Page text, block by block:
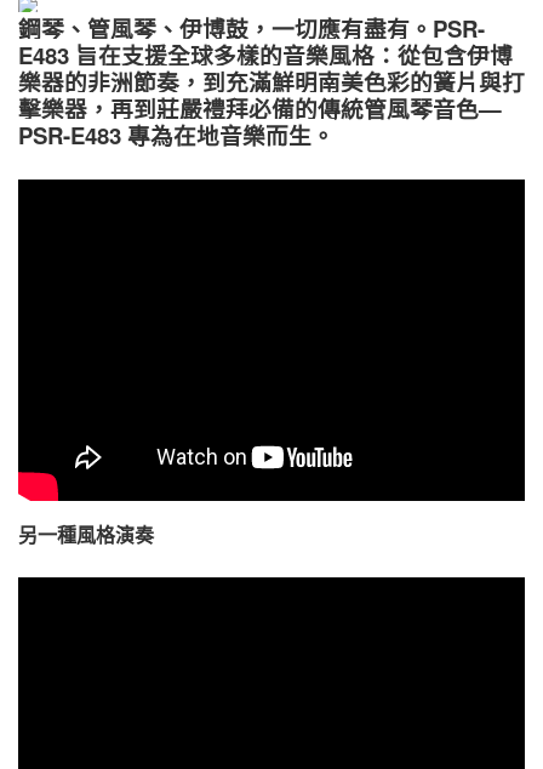
鋼琴、管風琴、伊博鼓，一切應有盡有。PSR-
E483 旨在支援全球多樣的音樂風格：從包含伊博
樂器的非洲節奏，到充滿鮮明南美色彩的簧片與打
擊樂器，再到莊嚴禮拜必備的傳統管風琴音色—
PSR-E483 專為在地音樂而生。
另一種風格演奏